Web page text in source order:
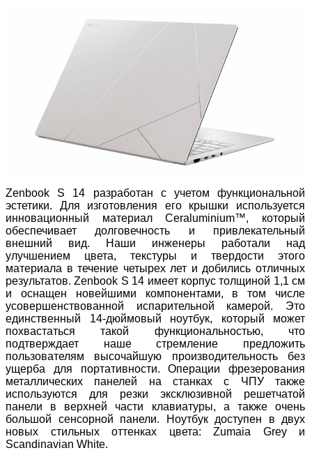
Zenbook S 14 разработан с учетом функциональной
эстетики. Для изготовления его крышки используется
инновационный материал Ceraluminium™, который
обеспечивает долговечность и привлекательный
внешний вид. Наши инженеры работали над
улучшением цвета, текстуры и твердости этого
материала в течение четырех лет и добились отличных
результатов. Zenbook S 14 имеет корпус толщиной 1,1 см
и оснащен новейшими компонентами, в том числе
усовершенствованной испарительной камерой. Это
единственный 14-дюймовый ноутбук, который может
похвастаться такой функциональностью, что
подтверждает наше стремление предложить
пользователям высочайшую производительность без
ущерба для портативности. Операции фрезерования
металлических панелей на станках с ЧПУ также
используются для резки эксклюзивной решетчатой
панели в верхней части клавиатуры, а также очень
большой сенсорной панели. Ноутбук доступен в двух
новых стильных оттенках цвета: Zumaia Grey и
Scandinavian White.